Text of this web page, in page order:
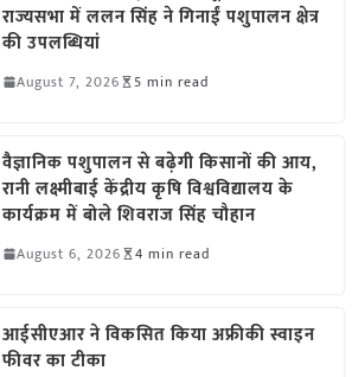
राज्यसभा में ललन सिंह ने गिनाईं पशुपालन क्षेत्र
की उपलब्धियां
August 7, 2026 5 min read
वैज्ञानिक पशुपालन से बढ़ेगी किसानों की आय,
रानी लक्ष्मीबाई केंद्रीय कृषि विश्वविद्यालय के
कार्यक्रम में बोले शिवराज सिंह चौहान
August 6, 2026 4 min read
आईसीएआर ने विकसित किया अफ्रीकी स्वाइन
फीवर का टीका